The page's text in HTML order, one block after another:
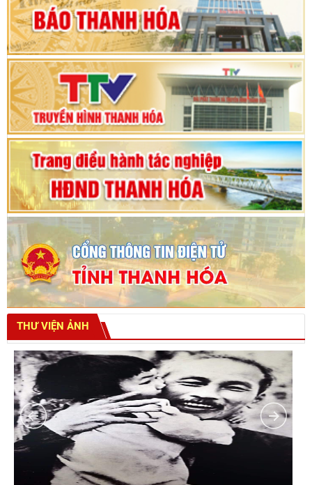
Phiên thảo luận Kỳ họp thứ 24, HĐND tỉnh
Thanh Hóa khóa XVIII, nhiệm kỳ 2021 - 2026
Bế mạc Kỳ họp thứ hai bốn, Hội đồng nhân dân
tỉnh khoá XVIII
THƯ VIỆN ẢNH